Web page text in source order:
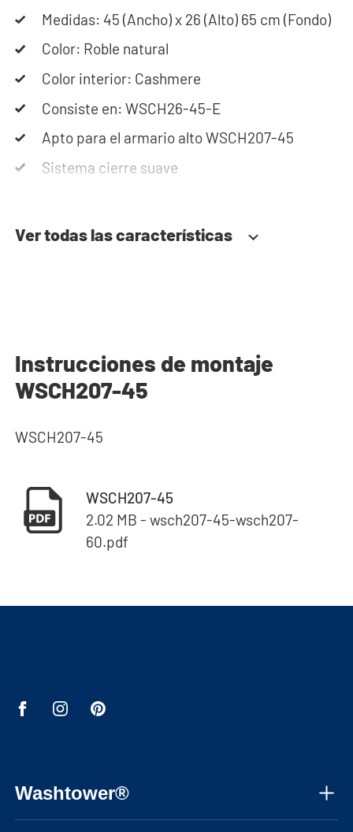
crear fácilmente tu propia Torre de Lavado en
pocos pasos. ¿Necesitas ayuda o consejos? Ponte
en contacto con nuestro servicio de
Nota: Los armarios se entregan en kit de
montaje
Medidas: 45 (Ancho) x 26 (Alto) 65 cm (Fondo)
Color: Roble natural
Color interior: Cashmere
Consiste en: WSCH26-45-E
Apto para el armario alto WSCH207-45
Sistema cierre suave
Ver todas las características
Instrucciones de montaje
WSCH207-45
WSCH207-45
WSCH207-45
2.02 MB - wsch207-45-wsch207-
60.pdf
Washtower®